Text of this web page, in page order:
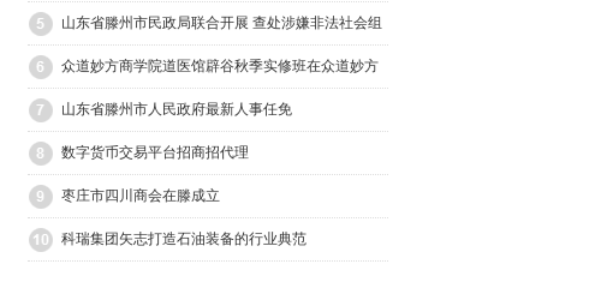
山东省滕州市民政局联合开展 查处涉嫌非法社会组
织活动
众道妙方商学院道医馆辟谷秋季实修班在众道妙方
培训基地圆满结束
山东省滕州市人民政府最新人事任免
数字货币交易平台招商招代理
枣庄市四川商会在滕成立
科瑞集团矢志打造石油装备的行业典范